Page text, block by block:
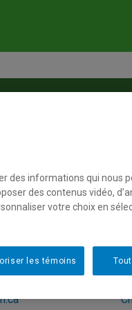
des informations qui nous
des contenus vidéo,
votre choix en
les témoins